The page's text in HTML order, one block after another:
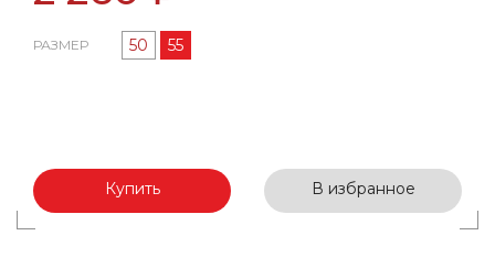
РАЗМЕР 50 55
Купить В избранное